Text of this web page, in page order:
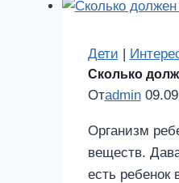
Дети |
Сколько
Отadmin
Организм
веществ.
есть ребенок